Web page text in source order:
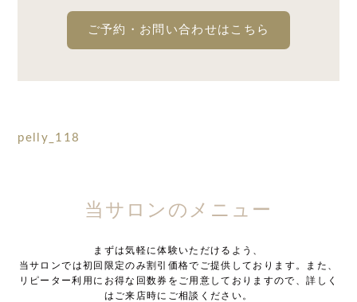
ご予約・お問い合わせはこちら
pelly_118
当サロンのメニュー
まずは気軽に体験いただけるよう、
当サロンでは初回限定のみ割引価格でご提供しております。また、
リピーター利用にお得な回数券をご用意しておりますので、詳しく
はご来店時にご相談ください。